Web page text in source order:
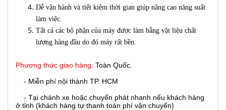
Dễ vận hành và tiết kiệm thời gian giúp nâng cao năng suất
làm việc.
Tất cả các bộ phận của máy được làm bằng vật liệu chất
lượng hàng đầu do đó máy rất bền.
Phương thức giao hàng: Toàn Quốc.
- Miễn phí nội thành TP. HCM
- Tại chành xe hoặc chuyển phát nhanh nếu khách hàng
ở tỉnh (khách hàng tự thanh toán phí vận chuyển)